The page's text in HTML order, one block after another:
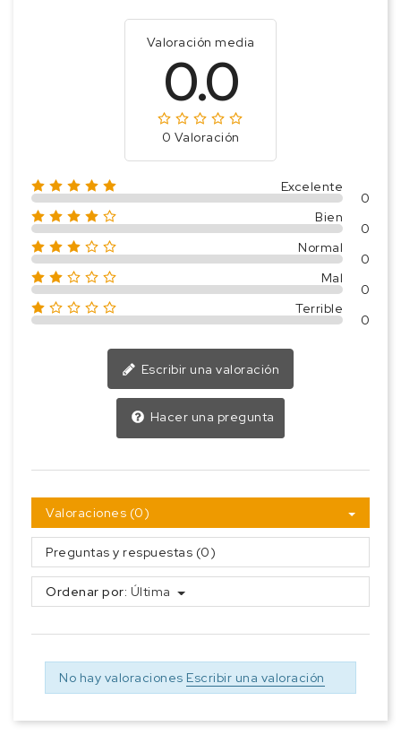
Valoración media
0.0
0 Valoración
Excelente
0
Bien
0
Normal
0
Mal
0
Terrible
0
Escribir una valoración
Hacer una pregunta
Valoraciones (0)
Preguntas y respuestas (0)
Ordenar por: Última
No hay valoraciones Escribir una valoración